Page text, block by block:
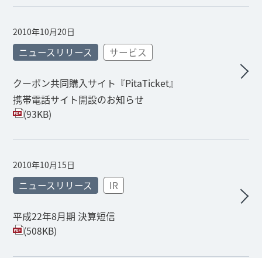
2010年10月20日
ニュースリリース サービス
クーポン共同購入サイト『PitaTicket』
携帯電話サイト開設のお知らせ
(93KB)
2010年10月15日
ニュースリリース IR
平成22年8月期 決算短信
(508KB)